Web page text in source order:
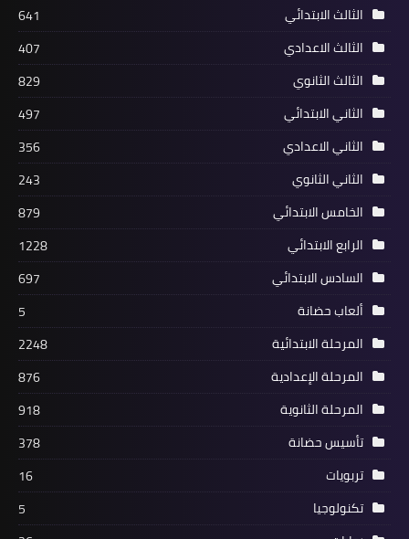
الثالث الابتدائي
641
الثالث الاعدادي
407
الثالث الثانوي
829
الثاني الابتدائي
497
الثاني الاعدادي
356
الثاني الثانوي
243
الخامس الابتدائي
879
الرابع الابتدائي
1228
السادس الابتدائي
697
ألعاب حضانة
5
المرحلة الابتدائية
2248
المرحلة الإعدادية
876
المرحلة الثانوية
918
تأسيس حضانة
378
تربويات
16
تكنولوجيا
5